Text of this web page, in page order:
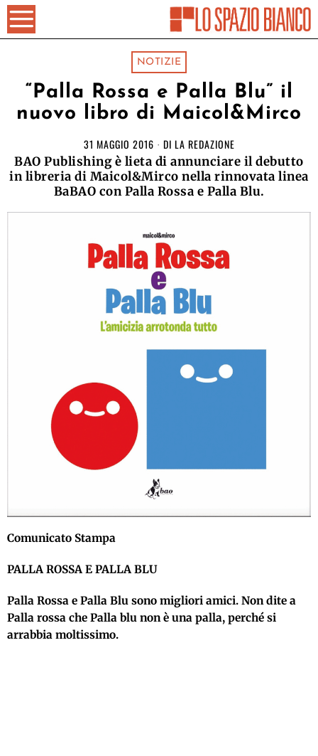
NOTIZIE
“Palla Rossa e Palla Blu” il
nuovo libro di Maicol&Mirco
31 MAGGIO 2016 DI LA REDAZIONE
BAO Publishing è lieta di annunciare il debutto
in libreria di Maicol&Mirco nella rinnovata linea
BaBAO con Palla Rossa e Palla Blu.
Comunicato Stampa
PALLA ROSSA E PALLA BLU
Palla Rossa e Palla Blu sono migliori amici. Non dite a
Palla rossa che Palla blu non è una palla, perché si
arrabbia moltissimo.